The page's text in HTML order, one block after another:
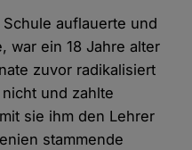
auflauerte und
war ein 18 Jahre alter
zuvor radikalisiert
und zahlte
sie ihm den Lehrer
stammende